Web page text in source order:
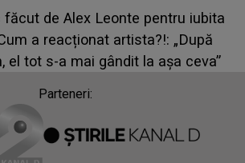
de Alex Leonte pentru iubita
a reacționat artista?!: „După
el tot s-a mai gândit la așa ceva”
Parteneri: